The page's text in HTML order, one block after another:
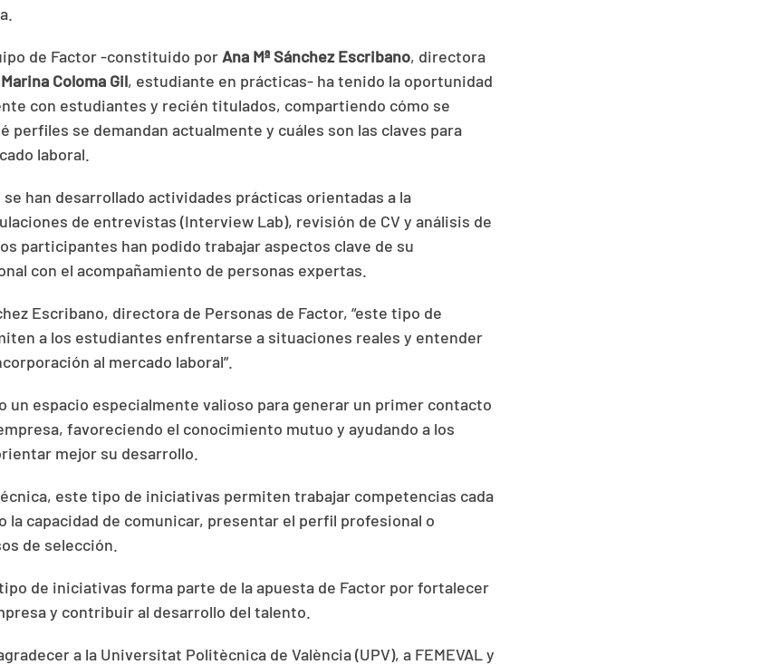
de Factor -constituido por Ana Mª Sánchez Escribano, directora
Marina Coloma Gil, estudiante en prácticas- ha tenido la oportunidad
con estudiantes y recién titulados, compartiendo cómo se
perfiles se demandan actualmente y cuáles son las claves para
laboral.
han desarrollado actividades prácticas orientadas a la
de entrevistas (Interview Lab), revisión de CV y análisis de
participantes han podido trabajar aspectos clave de su
con el acompañamiento de personas expertas.
Escribano, directora de Personas de Factor, “este tipo de
a los estudiantes enfrentarse a situaciones reales y entender
al mercado laboral”.
un espacio especialmente valioso para generar un primer contacto
favoreciendo el conocimiento mutuo y ayudando a los
mejor su desarrollo.
este tipo de iniciativas permiten trabajar competencias cada
la capacidad de comunicar, presentar el perfil profesional o
de selección.
de iniciativas forma parte de la apuesta de Factor por fortalecer
y contribuir al desarrollo del talento.
a la Universitat Politècnica de València (UPV), a FEMEVAL y